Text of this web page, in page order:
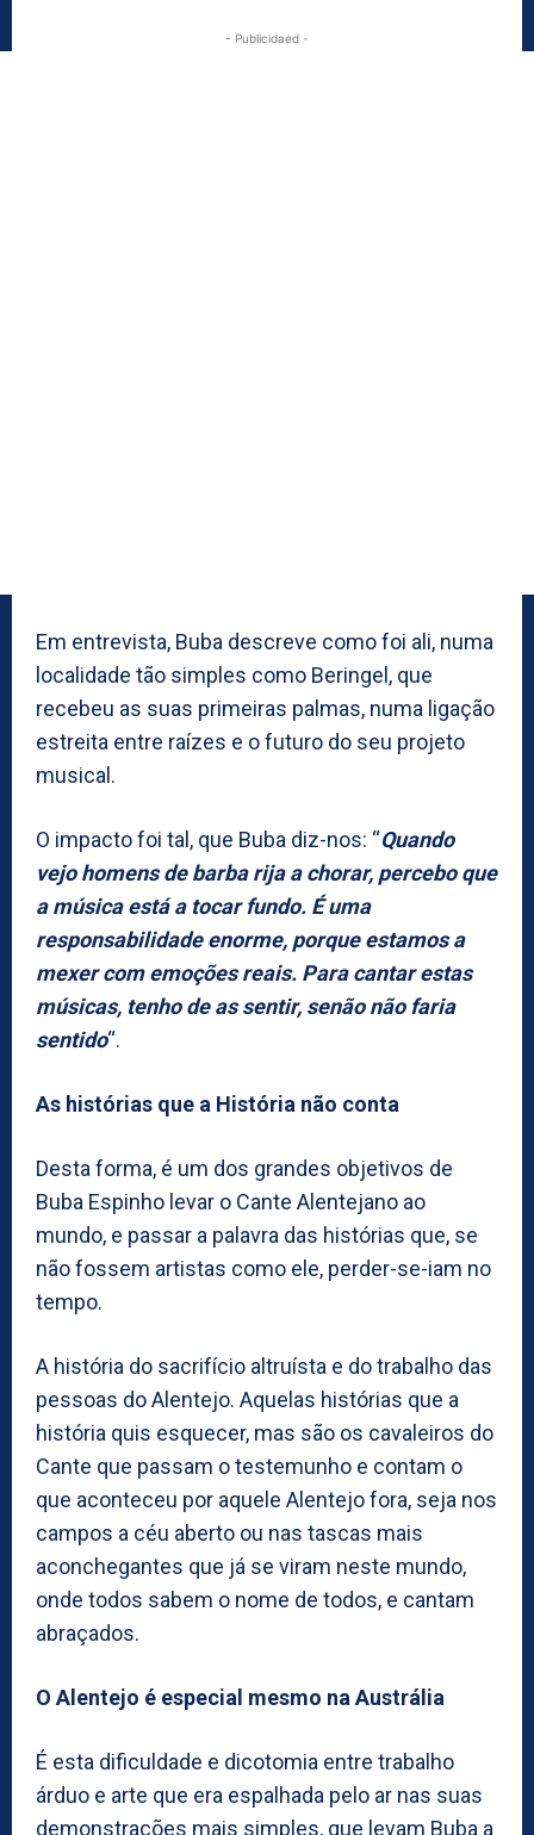
- Publicidaed -
Em entrevista, Buba descreve como foi ali, numa
localidade tão simples como Beringel, que
recebeu as suas primeiras palmas, numa ligação
estreita entre raízes e o futuro do seu projeto
musical.
O impacto foi tal, que Buba diz-nos: “Quando
vejo homens de barba rija a chorar, percebo que
a música está a tocar fundo. É uma
responsabilidade enorme, porque estamos a
mexer com emoções reais. Para cantar estas
músicas, tenho de as sentir, senão não faria
sentido“.
As histórias que a História não conta
Desta forma, é um dos grandes objetivos de
Buba Espinho levar o Cante Alentejano ao
mundo, e passar a palavra das histórias que, se
não fossem artistas como ele, perder-se-iam no
tempo.
A história do sacrifício altruísta e do trabalho das
pessoas do Alentejo. Aquelas histórias que a
história quis esquecer, mas são os cavaleiros do
Cante que passam o testemunho e contam o
que aconteceu por aquele Alentejo fora, seja nos
campos a céu aberto ou nas tascas mais
aconchegantes que já se viram neste mundo,
onde todos sabem o nome de todos, e cantam
abraçados.
O Alentejo é especial mesmo na Austrália
É esta dificuldade e dicotomia entre trabalho
árduo e arte que era espalhada pelo ar nas suas
demonstrações mais simples, que levam Buba a